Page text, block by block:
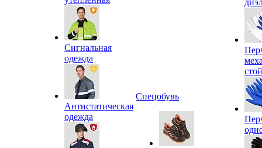
Сигнальная
одежда
Антистатическая
одежда
Спецобувь